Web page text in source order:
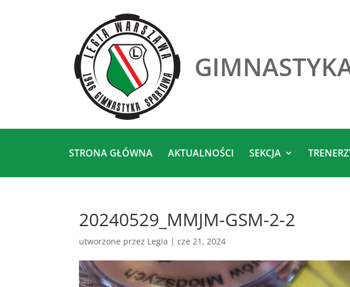
STRONA GŁÓWNA AKTUALNOŚCI SEKCJA
20240529_MMJM-GSM-2-2
utworzone przez Legia |cze 21, 2024